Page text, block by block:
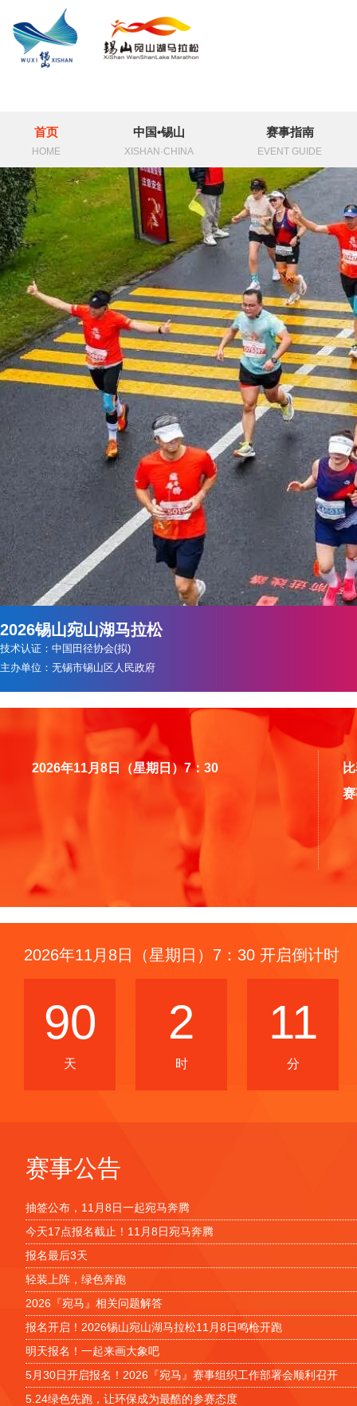
首页
HOME
中国•锡山
XISHAN·CHINA
赛事指南
EVENT GUIDE
2026锡山宛山湖马拉松
技术认证：中国田径协会(拟)
主办单位：无锡市锡山区人民政府
2026年11月8日（星期日）7：30
2026年11月8日（星期日）7：30 开启倒计时
90
天
2
时
11
分
赛事公告
抽签公布，11月8日一起宛马奔腾
今天17点报名截止！11月8日宛马奔腾
报名最后3天
轻装上阵，绿色奔跑
2026『宛马』相关问题解答
报名开启！2026锡山宛山湖马拉松11月8日鸣枪开跑
明天报名！一起来画大象吧
5月30日开启报名！2026『宛马』赛事组织工作部署会顺利召开
5.24绿色先跑，让环保成为最酷的参赛态度